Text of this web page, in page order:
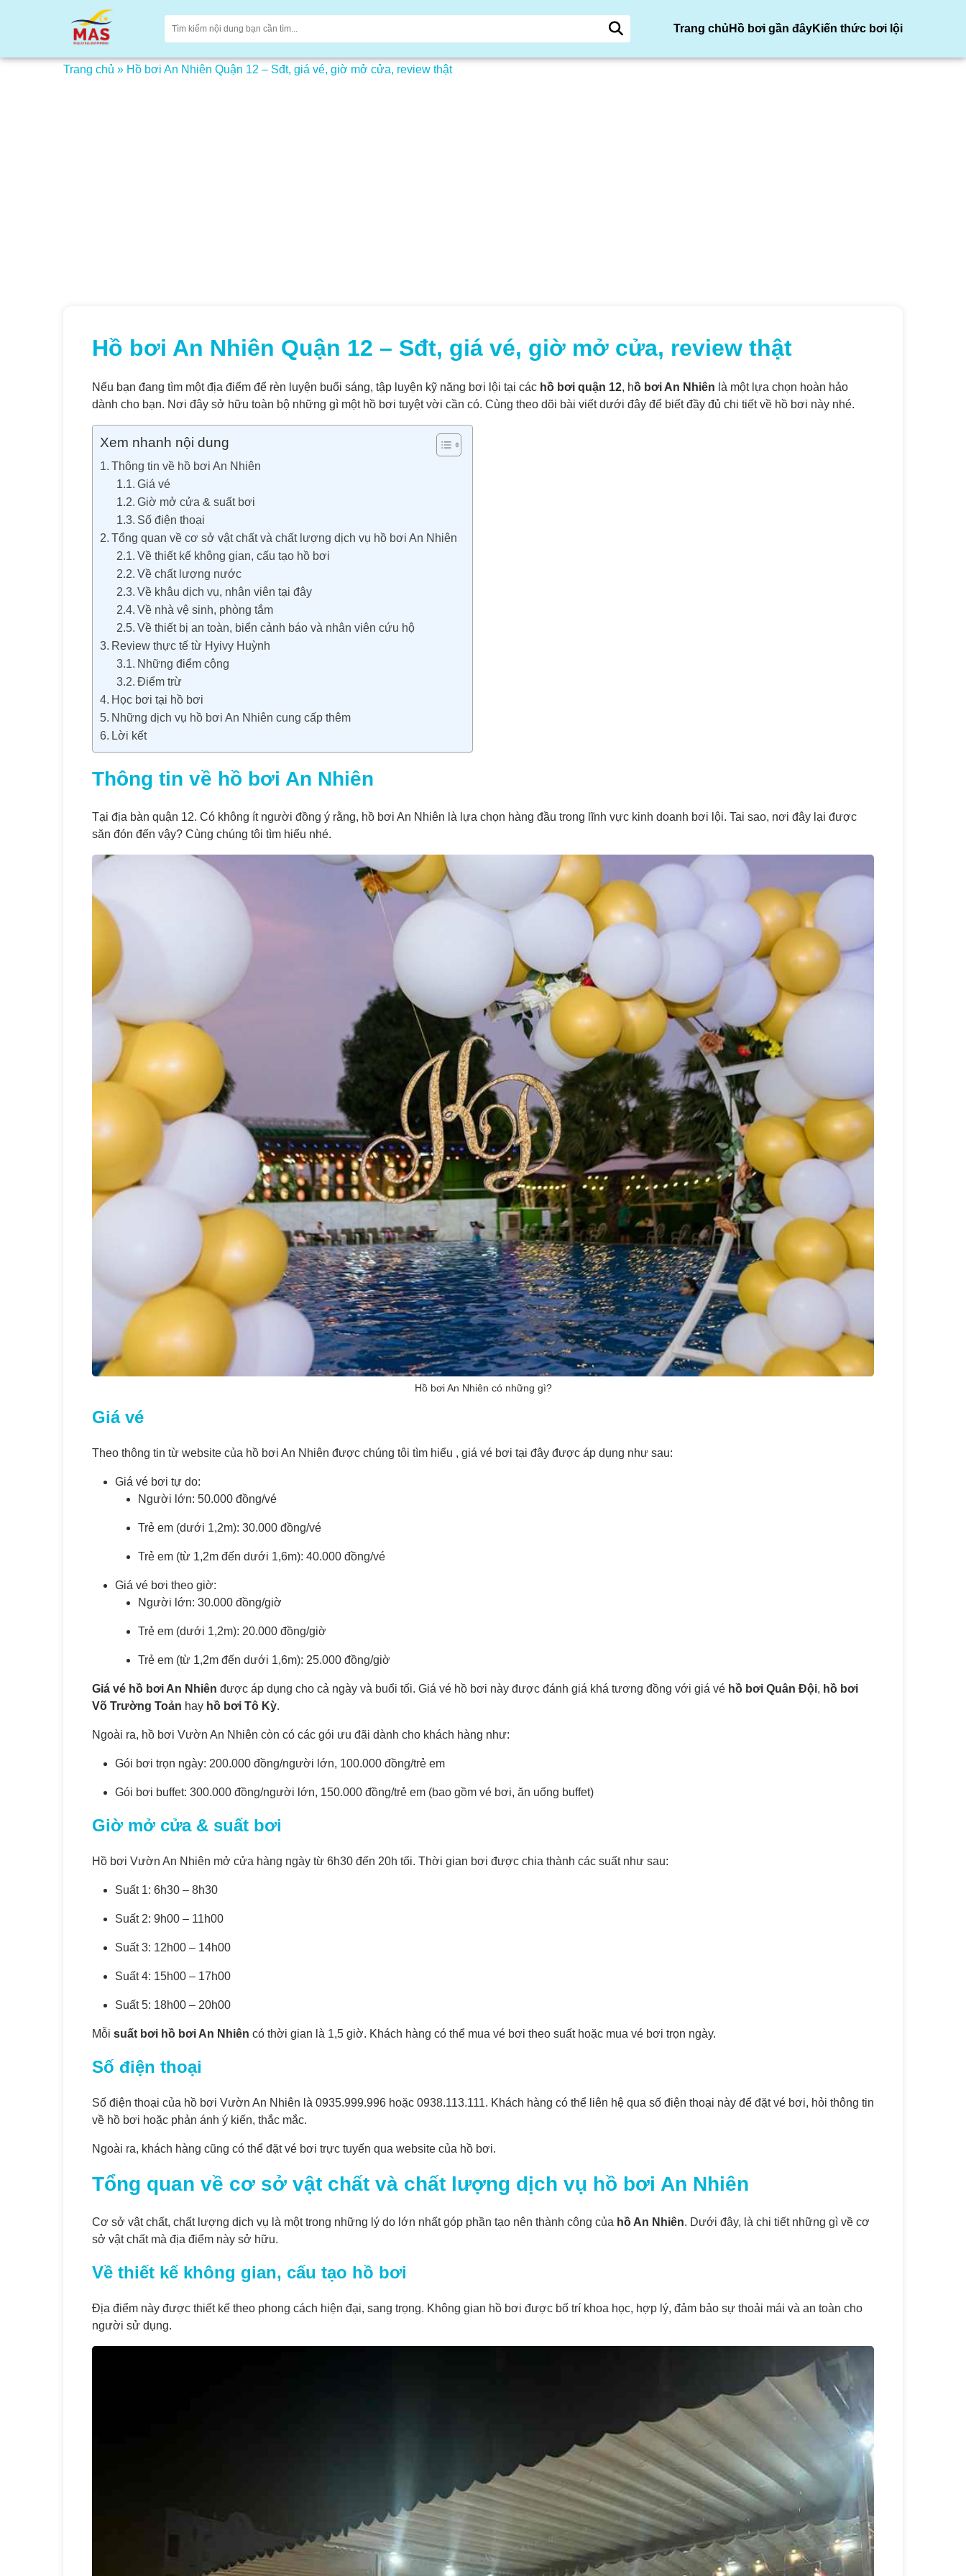
Trang chủ Hồ bơi gần đâyKiến thức bơi lội
Trang chủ » Hồ bơi An Nhiên Quận 12 – Sđt, giá vé, giờ mở cửa, review thật
Hồ bơi An Nhiên Quận 12 – Sđt, giá vé, giờ mở cửa, review thật
Nếu bạn đang tìm một địa điểm để rèn luyện buổi sáng, tập luyện kỹ năng bơi lội tại các hồ bơi quận 12, hồ bơi An Nhiên là một lựa chọn hoàn hảo
dành cho bạn. Nơi đây sở hữu toàn bộ những gì một hồ bơi tuyệt vời cần có. Cùng theo dõi bài viết dưới đây để biết đầy đủ chi tiết về hồ bơi này nhé.
Xem nhanh nội dung
Thông tin về hồ bơi An Nhiên
Giá vé
Giờ mở cửa & suất bơi
Số điện thoại
Tổng quan về cơ sở vật chất và chất lượng dịch vụ hồ bơi An Nhiên
Về thiết kế không gian, cấu tạo hồ bơi
Về chất lượng nước
Về khâu dịch vụ, nhân viên tại đây
Về nhà vệ sinh, phòng tắm
Về thiết bị an toàn, biển cảnh báo và nhân viên cứu hộ
Review thực tế từ Hyivy Huỳnh
Những điểm cộng
Điểm trừ
Học bơi tại hồ bơi
Những dịch vụ hồ bơi An Nhiên cung cấp thêm
Lời kết
Thông tin về hồ bơi An Nhiên
Tại địa bàn quận 12. Có không ít người đồng ý rằng, hồ bơi An Nhiên là lựa chọn hàng đầu trong lĩnh vực kinh doanh bơi lội. Tai sao, nơi đây lại được
săn đón đến vậy? Cùng chúng tôi tìm hiểu nhé.
Hồ bơi An Nhiên có những gì?
Giá vé
Theo thông tin từ website của hồ bơi An Nhiên được chúng tôi tìm hiểu , giá vé bơi tại đây được áp dụng như sau:
Giá vé bơi tự do:
Người lớn: 50.000 đồng/vé
Trẻ em (dưới 1,2m): 30.000 đồng/vé
Trẻ em (từ 1,2m đến dưới 1,6m): 40.000 đồng/vé
Giá vé bơi theo giờ:
Người lớn: 30.000 đồng/giờ
Trẻ em (dưới 1,2m): 20.000 đồng/giờ
Trẻ em (từ 1,2m đến dưới 1,6m): 25.000 đồng/giờ
Giá vé hồ bơi An Nhiên được áp dụng cho cả ngày và buổi tối. Giá vé hồ bơi này được đánh giá khá tương đồng với giá vé hồ bơi Quân Đội, hồ bơi
Võ Trường Toản hay hồ bơi Tô Kỳ.
Ngoài ra, hồ bơi Vườn An Nhiên còn có các gói ưu đãi dành cho khách hàng như:
Gói bơi trọn ngày: 200.000 đồng/người lớn, 100.000 đồng/trẻ em
Gói bơi buffet: 300.000 đồng/người lớn, 150.000 đồng/trẻ em (bao gồm vé bơi, ăn uống buffet)
Giờ mở cửa & suất bơi
Hồ bơi Vườn An Nhiên mở cửa hàng ngày từ 6h30 đến 20h tối. Thời gian bơi được chia thành các suất như sau:
Suất 1: 6h30 – 8h30
Suất 2: 9h00 – 11h00
Suất 3: 12h00 – 14h00
Suất 4: 15h00 – 17h00
Suất 5: 18h00 – 20h00
Mỗi suất bơi hồ bơi An Nhiên có thời gian là 1,5 giờ. Khách hàng có thể mua vé bơi theo suất hoặc mua vé bơi trọn ngày.
Số điện thoại
Số điện thoại của hồ bơi Vườn An Nhiên là 0935.999.996 hoặc 0938.113.111. Khách hàng có thể liên hệ qua số điện thoại này để đặt vé bơi, hỏi thông tin
về hồ bơi hoặc phản ánh ý kiến, thắc mắc.
Ngoài ra, khách hàng cũng có thể đặt vé bơi trực tuyến qua website của hồ bơi.
Tổng quan về cơ sở vật chất và chất lượng dịch vụ hồ bơi An Nhiên
Cơ sở vật chất, chất lượng dịch vụ là một trong những lý do lớn nhất góp phần tạo nên thành công của hồ An Nhiên. Dưới đây, là chi tiết những gì về cơ
sở vật chất mà địa điểm này sở hữu.
Về thiết kế không gian, cấu tạo hồ bơi
Địa điểm này được thiết kế theo phong cách hiện đại, sang trọng. Không gian hồ bơi được bố trí khoa học, hợp lý, đảm bảo sự thoải mái và an toàn cho
người sử dụng.